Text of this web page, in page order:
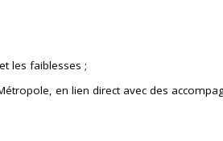
les faiblesses ;
en lien direct avec des